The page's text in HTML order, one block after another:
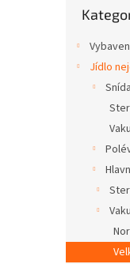
kategorie
Jídlo